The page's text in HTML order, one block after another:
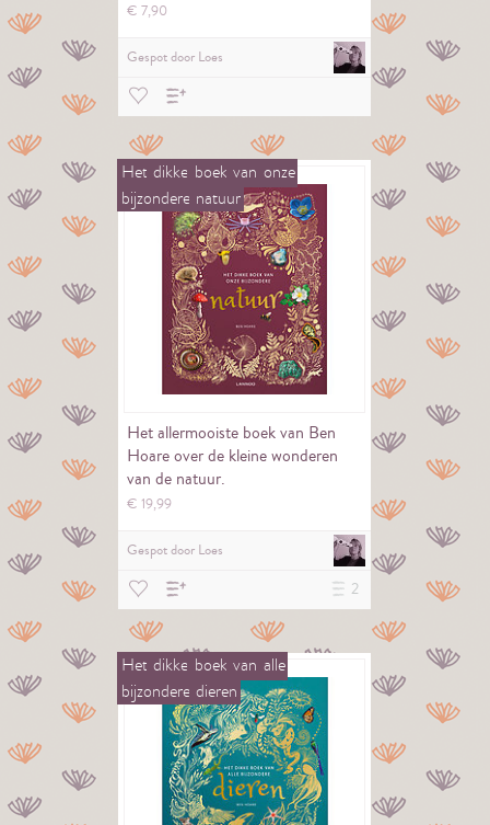
€7,90
Gespot door Loes
Het dikke boek van onze
bijzondere natuur
Het allermooiste boek van Ben
Hoare over de kleine wonderen
van de natuur.
€ 19,99
Gespot door Loes
2
Het dikke boek van alle
bijzondere dieren